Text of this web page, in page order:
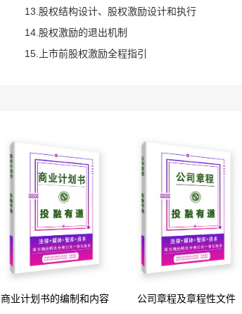
13.股权结构设计、股权激励设计和执行
14.股权激励的退出机制
15.上市前股权激励全程指引
商业计划书的编制和内容 公司章程及章程性文件